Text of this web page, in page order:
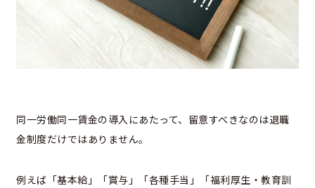
同一労働同一賃金の導入にあたって、留意すべきなのは退職
金制度だけではありません。
例えば「基本給」「賞与」「各種手当」「福利厚生・教育訓